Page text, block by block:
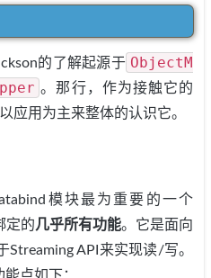
的了解起源于 ObjectM
。那行，作为接触它的
应用为主来整体的认识它。
模块最为重要的一个
定的几乎所有功能。它是面向
API来实现读/写。